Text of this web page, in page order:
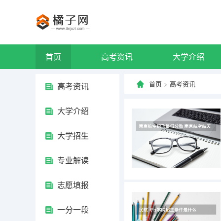
首页 高考资讯 大学介绍
高考资讯
大学介绍
大学招生
专业解读
志愿填报
一分一段
首页 > 高考资讯